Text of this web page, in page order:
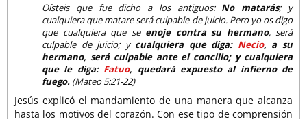
Oísteis que fue dicho a los antiguos: No matarás; y
cualquiera que matare será culpable de juicio. Pero yo os digo
que cualquiera que se enoje contra su hermano, será
culpable de juicio; y cualquiera que diga: Necio, a su
hermano, será culpable ante el concilio; y cualquiera
que le diga: Fatuo, quedará expuesto al infierno de
fuego. (Mateo 5:21-22)
Jesús explicó el mandamiento de una manera que alcanza
hasta los motivos del corazón. Con ese tipo de comprensión